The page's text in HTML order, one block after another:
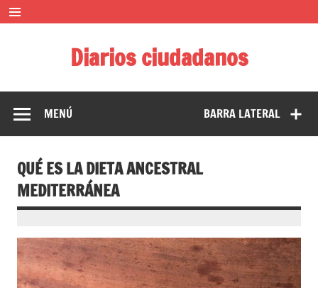
Saltar
contenido
Diarios ciudadanos
BARRA LATERAL
MENÚ
QUÉ ES LA DIETA ANCESTRAL
MEDITERRÁNEA